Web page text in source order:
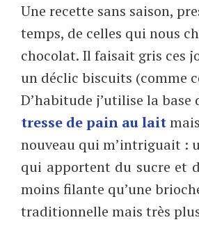
Une recette sans saison,
temps, de celles qui nous
chocolat. Il faisait gris ces
un déclic biscuits (comme
D’habitude j’utilise la base
tresse de pain au lait
nouveau qui m’intriguait :
qui apportent du sucre et
moins filante qu’une
traditionnelle mais très